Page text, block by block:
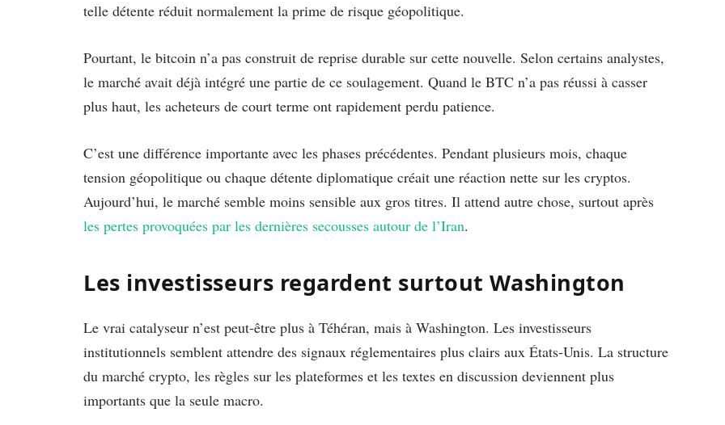
telle détente réduit normalement la prime de risque géopolitique.
Pourtant, le bitcoin n’a pas construit de reprise durable sur cette nouvelle. Selon certains analystes,
le marché avait déjà intégré une partie de ce soulagement. Quand le BTC n’a pas réussi à casser
plus haut, les acheteurs de court terme ont rapidement perdu patience.
C’est une différence importante avec les phases précédentes. Pendant plusieurs mois, chaque
tension géopolitique ou chaque détente diplomatique créait une réaction nette sur les cryptos.
Aujourd’hui, le marché semble moins sensible aux gros titres. Il attend autre chose, surtout après
les pertes provoquées par les dernières secousses autour de l’Iran.
Les investisseurs regardent surtout Washington
Le vrai catalyseur n’est peut-être plus à Téhéran, mais à Washington. Les investisseurs
institutionnels semblent attendre des signaux réglementaires plus clairs aux États-Unis. La structure
du marché crypto, les règles sur les plateformes et les textes en discussion deviennent plus
importants que la seule macro.